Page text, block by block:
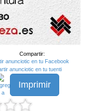
Compartir:
Imprimir